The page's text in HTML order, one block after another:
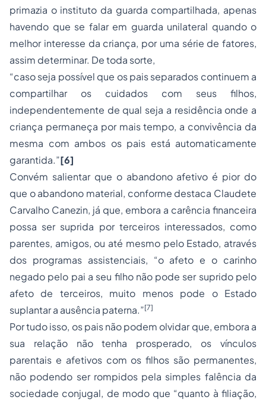
primazia o instituto da guarda compartilhada, apenas
havendo que se falar em guarda unilateral quando o
melhor interesse da criança, por uma série de fatores,
assim determinar. De toda sorte,
“caso seja possível que os pais separados continuem a
compartilhar os cuidados com seus filhos,
independentemente de qual seja a residência onde a
criança permaneça por mais tempo, a convivência da
mesma com ambos os pais está automaticamente
garantida.”[6]
Convém salientar que o abandono afetivo é pior do
que o abandono material, conforme destaca Claudete
Carvalho Canezin, já que, embora a carência financeira
possa ser suprida por terceiros interessados, como
parentes, amigos, ou até mesmo pelo Estado, através
dos programas assistenciais, “o afeto e o carinho
negado pelo pai a seu filho não pode ser suprido pelo
afeto de terceiros, muito menos pode o Estado
suplantar a ausência paterna.”[7]
Por tudo isso, os pais não podem olvidar que, embora a
sua relação não tenha prosperado, os vínculos
parentais e afetivos com os filhos são permanentes,
não podendo ser rompidos pela simples falência da
sociedade conjugal, de modo que “quanto à filiação,